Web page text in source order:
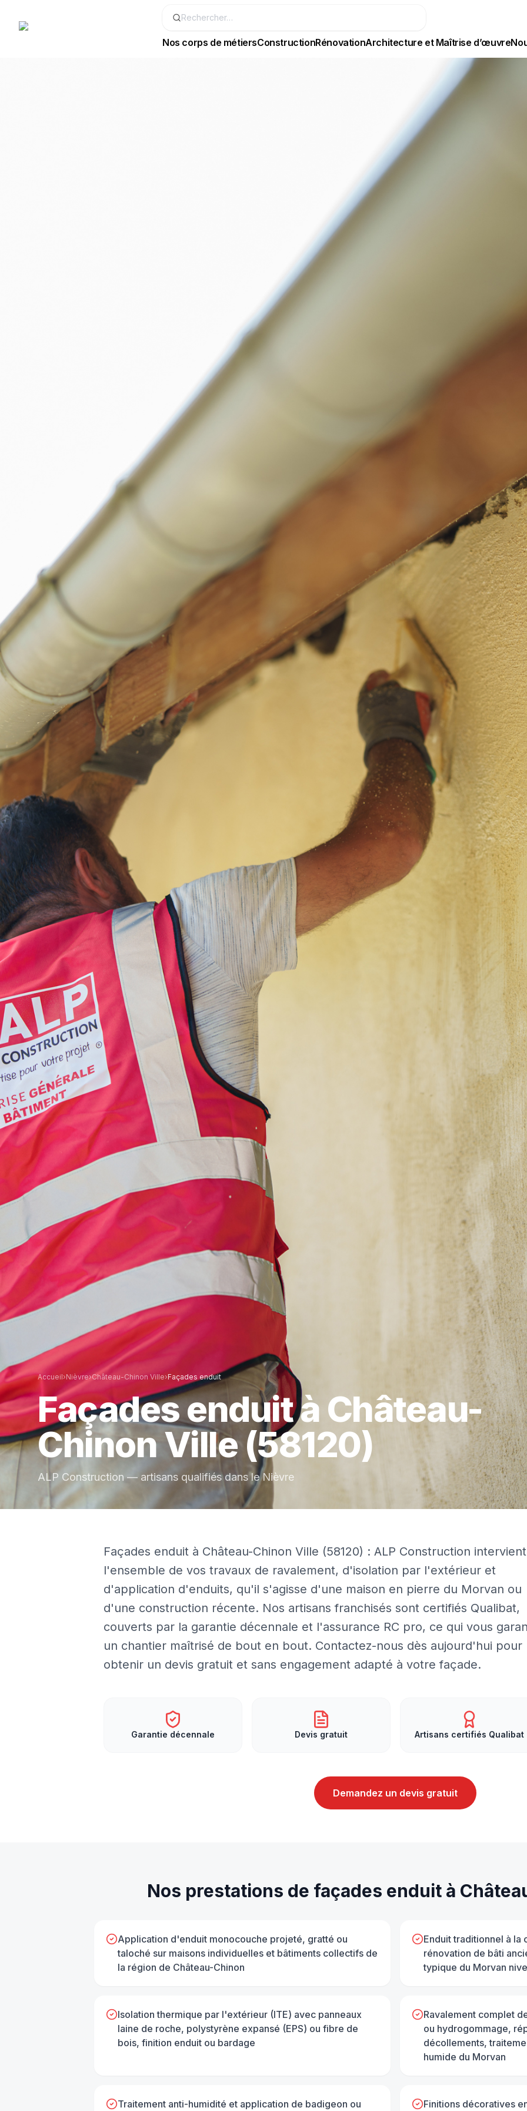
Nos corps de métiersConstructionRénovationArchitecture et Maîtrise d’œuvre
Accueil›Nièvre›Château-Chinon Ville›Façades enduit
Façades enduità Château-
Chinon Ville(58120)
ALP Construction — artisans qualifiés dans leNièvre
Façades enduit à Château-Chinon Ville (58120) : ALP Construction
l'ensemble de vos travaux de ravalement, d'isolation par l'extérieur et
d'application d'enduits, qu'il s'agisse d'une maison en pierre du Morvan ou
d'une construction récente. Nos artisans franchisés sont certifiés Qualibat,
couverts par la garantie décennale et l'assurance RC pro, ce qui vous
un chantier maîtrisé de bout en bout. Contactez-nous dès aujourd'hui pour
obtenir un devis gratuit et sans engagement adapté à votre façade.
Garantie décennale Devis gratuit Artisans certifiés Qualibat
Demandez un devis gratuit
Nos prestations de façades enduit à
Application d'enduit monocouche projeté, gratté ou
taloché sur maisons individuelles et bâtiments collectifs de
la région de Château-Chinon
Enduit traditionnel à la
rénovation de bâti
typique du Morvan
Isolation thermique par l'extérieur (ITE) avec panneaux
laine de roche, polystyrène expansé (EPS) ou fibre de
bois, finition enduit ou bardage
Ravalement complet
ou hydrogommage,
décollements,
humide du Morvan
Traitement anti-humidité et application de badigeon ou Finitions décoratives